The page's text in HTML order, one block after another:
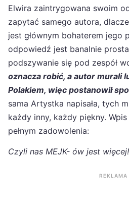
Elwira zaintrygowana swoim
zapytać samego autora,
jest głównym bohaterem jego
odpowiedź jest banalnie
podszywanie się pod zespół
oznacza robić, a autor murali
Polakiem, więc postanowił
sama Artystka napisała, tych
każdy inny, każdy piękny.
pełnym zadowolenia:
Czyli nas MEJK- ów jest więcej!
REKLAMA